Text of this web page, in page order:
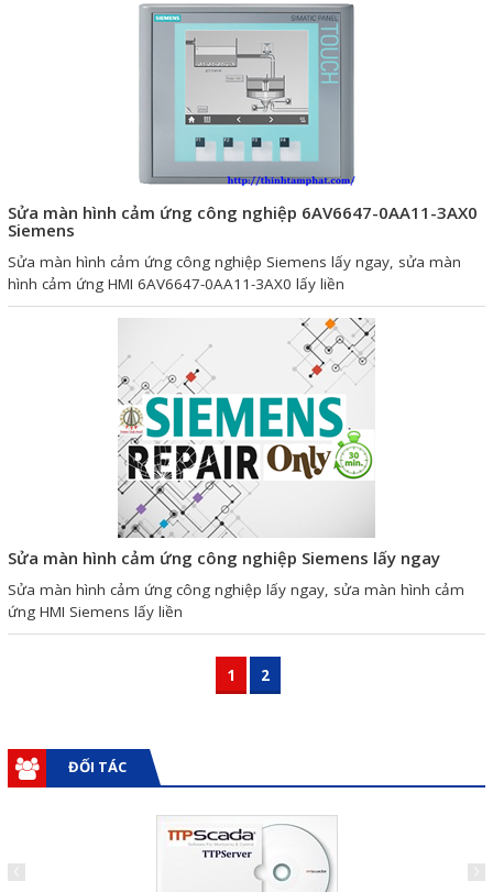
Sửa màn hình cảm ứng công nghiệp 6AV6647-0AA11-3AX0
Siemens
Sửa màn hình cảm ứng công nghiệp Siemens lấy ngay, sửa màn
hình cảm ứng HMI 6AV6647-0AA11-3AX0 lấy liền
Sửa màn hình cảm ứng công nghiệp Siemens lấy ngay
Sửa màn hình cảm ứng công nghiệp lấy ngay, sửa màn hình cảm
ứng HMI Siemens lấy liền
1 2
ĐỐI TÁC